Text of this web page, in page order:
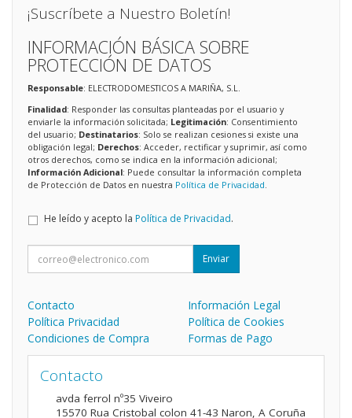
¡Suscríbete a Nuestro Boletín!
INFORMACIÓN BÁSICA SOBRE
PROTECCIÓN DE DATOS
Responsable: ELECTRODOMESTICOS A MARIÑA, S.L.
Finalidad: Responder las consultas planteadas por el usuario y
enviarle la información solicitada; Legitimación: Consentimiento
del usuario; Destinatarios: Solo se realizan cesiones si existe una
obligación legal; Derechos: Acceder, rectificar y suprimir, así como
otros derechos, como se indica en la información adicional;
Información Adicional: Puede consultar la información completa
de Protección de Datos en nuestra Política de Privacidad
He leído y acepto la Política de Privacidad.
Enviar
Contacto
Información Legal
Política Privacidad
Política de Cookies
Condiciones de Compra
Formas de Pago
Contacto
avda ferrol nº35 Viveiro
15570 Rua Cristobal colon 41-43 Naron, A Coruña